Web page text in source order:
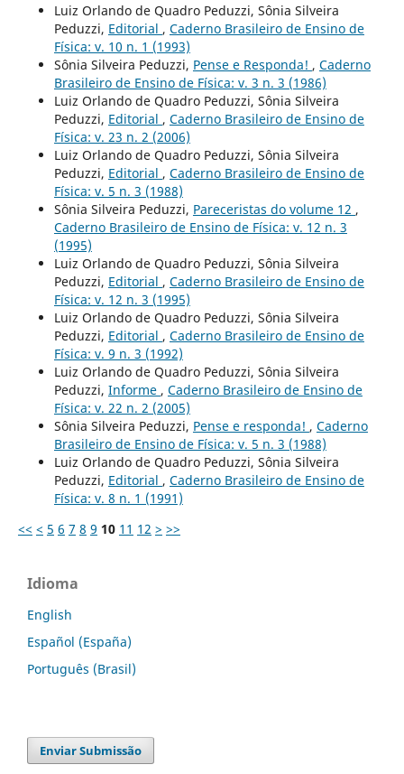
Luiz Orlando de Quadro Peduzzi, Sônia Silveira
Peduzzi, Editorial , Caderno Brasileiro de Ensino de
Física: v. 10 n. 1 (1993)
Sônia Silveira Peduzzi, Pense e Responda! , Caderno
Brasileiro de Ensino de Física: v. 3 n. 3 (1986)
Luiz Orlando de Quadro Peduzzi, Sônia Silveira
Peduzzi, Editorial , Caderno Brasileiro de Ensino de
Física: v. 23 n. 2 (2006)
Luiz Orlando de Quadro Peduzzi, Sônia Silveira
Peduzzi, Editorial , Caderno Brasileiro de Ensino de
Física: v. 5 n. 3 (1988)
Sônia Silveira Peduzzi, Pareceristas do volume 12 ,
Caderno Brasileiro de Ensino de Física: v. 12 n. 3
(1995)
Luiz Orlando de Quadro Peduzzi, Sônia Silveira
Peduzzi, Editorial , Caderno Brasileiro de Ensino de
Física: v. 12 n. 3 (1995)
Luiz Orlando de Quadro Peduzzi, Sônia Silveira
Peduzzi, Editorial , Caderno Brasileiro de Ensino de
Física: v. 9 n. 3 (1992)
Luiz Orlando de Quadro Peduzzi, Sônia Silveira
Peduzzi, Informe , Caderno Brasileiro de Ensino de
Física: v. 22 n. 2 (2005)
Sônia Silveira Peduzzi, Pense e responda! , Caderno
Brasileiro de Ensino de Física: v. 5 n. 3 (1988)
Luiz Orlando de Quadro Peduzzi, Sônia Silveira
Peduzzi, Editorial , Caderno Brasileiro de Ensino de
Física: v. 8 n. 1 (1991)
<< < 5 6 7 8 9 10 11 12 > >>
Idioma
English
Español (España)
Português (Brasil)
Enviar Submissão